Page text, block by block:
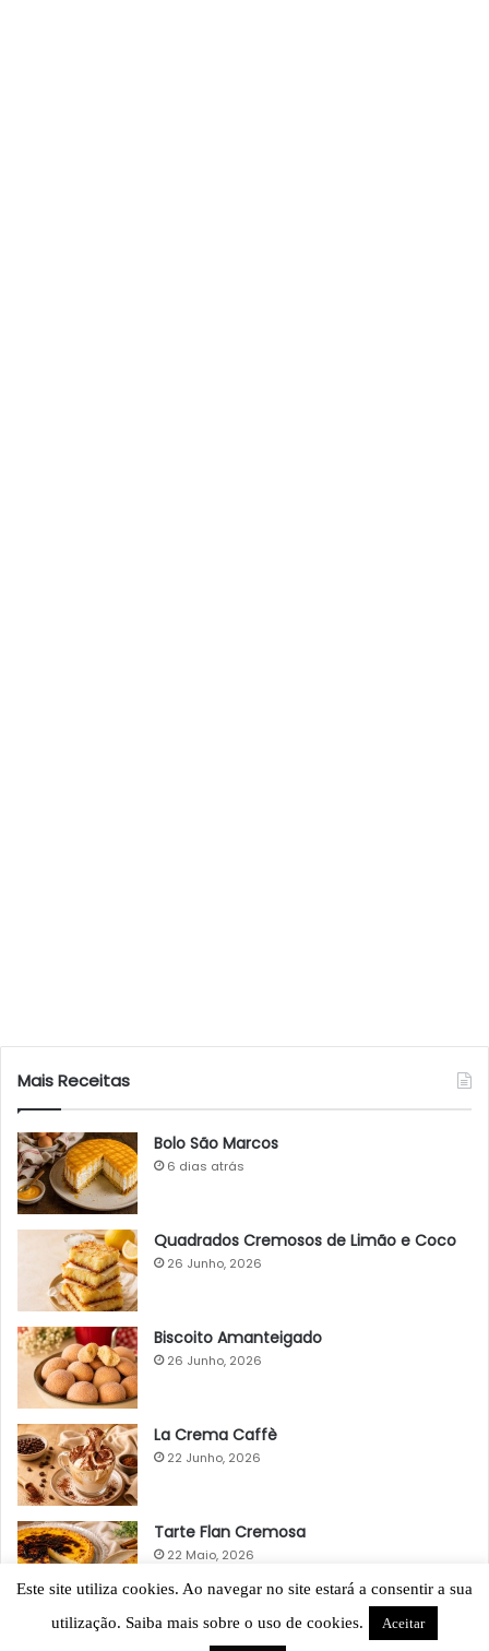
Mais Receitas
Bolo São Marcos
6 dias atrás
Quadrados Cremosos de Limão e Coco
26 Junho, 2026
Biscoito Amanteigado
26 Junho, 2026
La Crema Caffè
22 Junho, 2026
Tarte Flan Cremosa
22 Maio, 2026
Este site utiliza cookies. Ao navegar no site estará a consentir a sua
utilização. Saiba mais sobre o uso de cookies.
Aceitar